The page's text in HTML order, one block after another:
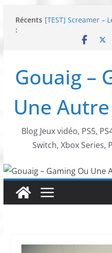
Récents
:
[TEST] Screamer –
SWITCH 2 :
SNK NEOGEO
NEOGEO AES+ : La
Gouaig –
Une
Blog Jeux vidéo, PS5,
Switch, Xbox Series,